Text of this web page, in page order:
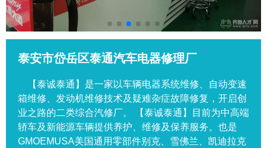
泰安市岱岳区泰通汽车电器修理厂
【泰诚泰通】是一家以车辆电器系统维修、自动变速
箱维修、发动机维修技术及疑难杂症故障修复，开启创
业之路的二类综合汽修厂。 【泰诚泰通】目前为中高端
轿车及新能源车辆提供养护、维修及保养服务。也是
GMOEMUSA美国通用零部件别克、雪佛兰、凯迪拉克